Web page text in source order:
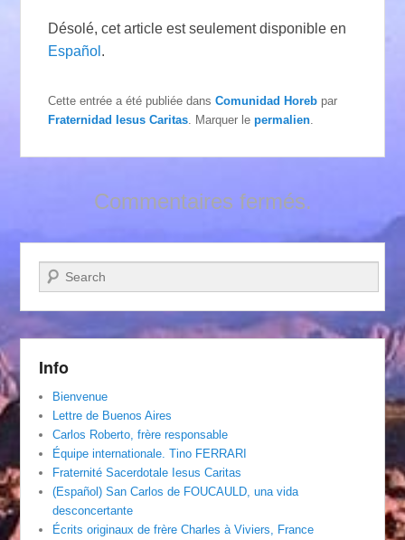
Désolé, cet article est seulement disponible en
Español .
Cette entrée a été publiée dansComunidad Horeb par
Fraternidad Iesus Caritas . Marquer lepermalien
Commentaires fermés.
Recherche
Info
Bienvenue
Lettre de Buenos Aires
Carlos Roberto, frère responsable
Équipe internationale. Tino FERRARI
Fraternité Sacerdotale Iesus Caritas
(Español) San Carlos de FOUCAULD, una vida
desconcertante
Écrits originaux de frère Charles à Viviers, France